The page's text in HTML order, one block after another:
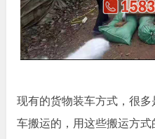
现有的货物装车方式，很
车搬运的，用这些搬运方